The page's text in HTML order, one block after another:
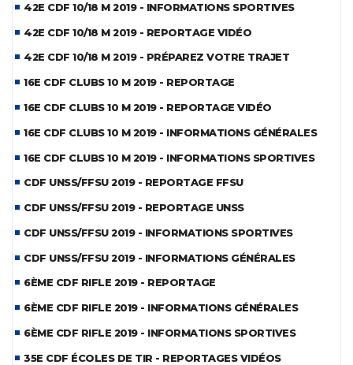
42E CDF 10/18 M 2019 - INFORMATIONS SPORTIVES
42E CDF 10/18 M 2019 - REPORTAGE VIDÉO
42E CDF 10/18 M 2019 - PRÉPAREZ VOTRE TRAJET
16E CDF CLUBS 10 M 2019 - REPORTAGE
16E CDF CLUBS 10 M 2019 - REPORTAGE VIDÉO
16E CDF CLUBS 10 M 2019 - INFORMATIONS GÉNÉRALES
16E CDF CLUBS 10 M 2019 - INFORMATIONS SPORTIVES
CDF UNSS/FFSU 2019 - REPORTAGE FFSU
CDF UNSS/FFSU 2019 - REPORTAGE UNSS
CDF UNSS/FFSU 2019 - INFORMATIONS SPORTIVES
CDF UNSS/FFSU 2019 - INFORMATIONS GÉNÉRALES
6ÈME CDF RIFLE 2019 - REPORTAGE
6ÈME CDF RIFLE 2019 - INFORMATIONS GÉNÉRALES
6ÈME CDF RIFLE 2019 - INFORMATIONS SPORTIVES
35E CDF ÉCOLES DE TIR - REPORTAGES VIDÉOS